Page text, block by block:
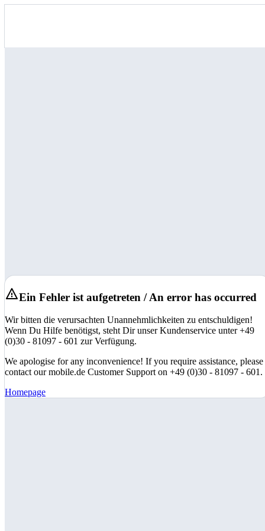
Ein Fehler ist aufgetreten / An error has occurred
Wir bitten die verursachten Unannehmlichkeiten zu entschuldigen!
Wenn Du Hilfe benötigst, steht Dir unser Kundenservice unter +49
(0)30 - 81097 - 601 zur Verfügung.
We apologise for any inconvenience! If you require assistance, please
contact our mobile.de Customer Support on +49 (0)30 - 81097 - 601.
Homepage